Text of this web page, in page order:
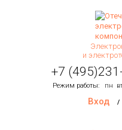
и
+7
Режим работы: пн
Вход /